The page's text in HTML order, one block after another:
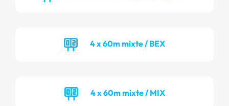
4 x 60m mixte / BEX
4 x 60m mixte / MIX